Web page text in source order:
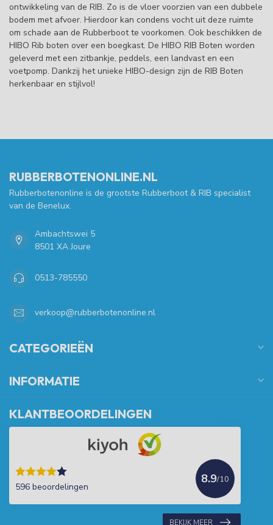
ontwikkeling van de RIB. Zo is de vloer voorzien van een dubbele
bodem met afvoer. Hierdoor kan condens vocht uit deze ruimte
om schade aan de Rubberboot te voorkomen. Ook beschikken de
HIBO Rib boten over een boegkast. De HIBO RIB Boten worden
geleverd met een zitbankje, peddels, een landvast en een
voetpomp. Dankzij het unieke HIBO-design zijn de RIB Boten
herkenbaar en stijlvol!
RUBBERBOTENONLINE.NL
Rubberbotenonline is de grootste Rubberboot & RIB specialist
van de Benelux.
Ambachtswei 5
8501 XA Joure
0513-785550
verkoop@rubberbotenonline.nl
CATEGORIEËN
INFORMATIE
KLANTBEOORDELINGEN
596 beoordelingen
8.9/10
BEKIJK MEER